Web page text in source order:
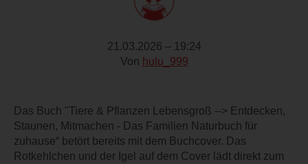
21.03.2026 – 19:24
Von hulu_999
Das Buch "Tiere & Pflanzen Lebensgroß --> Entdecken,
Staunen, Mitmachen - Das Familien Naturbuch für
zuhause“ betört bereits mit dem Buchcover. Das
Rotkehlchen und der Igel auf dem Cover lädt direkt zum